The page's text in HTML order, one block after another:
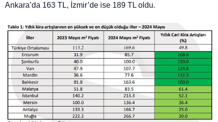
Ankara’da 163 TL, İzmir’de ise 189 TL oldu.